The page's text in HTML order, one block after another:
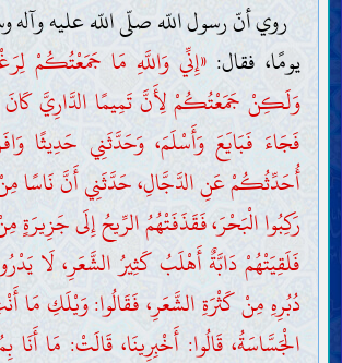
روي أنّ رسول اللّه صلّى اللّه عليه وآله
يومًا، فقال: «إِنِّي وَاللَّهِ مَا جَمَعْتُكُمْ
وَلَكِنْ جَمَعْتُكُمْ لِأَنَّ تَمِيمًا الدَّارِيَّ كَانَ
فَجَاءَ فَبَايَعَ وَأَسْلَمَ، وَحَدَّثَنِي حَدِيثًا
أُحَدِّثُكُمْ عَنِ الدَّجَّالِ، حَدَّثَنِي أَنَّ نَاسًا
رَكِبُوا الْبَحْرَ، فَقَذَفَتْهُمُ الرِّيحُ إِلَى جَزِيرَةٍ
فَلَقِيَتْهُمْ دَابَّةٌ أَهْلَبُ كَثِيرُ الشَّعَرِ، لَا
دُبُرِهِ مِنْ كَثْرَةِ الشَّعَرِ، فَقَالُوا: وَيْلَكِ مَا
الْجَسَّاسَةُ، قَالُوا: أَخْبِرِينَا، قَالَتْ: مَا